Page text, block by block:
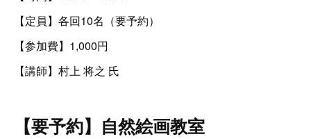
【定員】各回10名（要予約）
【参加費】1,000円
【講師】村上 将之 氏
【要予約】自然絵画教室